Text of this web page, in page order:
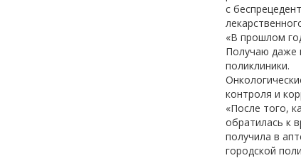
с
«В прошлом
Получаю даже
поликлиники.
контроля и
«После того,
обратилась к
получила в
городской